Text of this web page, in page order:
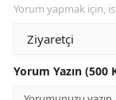
Yorum yapmak için,
Yorum Yazın (500